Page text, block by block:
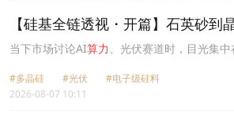
【硅基全链透视・开篇】石英砂到
看不见的基石
当下市场讨论AI算力 、光伏赛道时，目光集
#多晶硅 #光伏
#电子级硅料
2026-08-07 10:11